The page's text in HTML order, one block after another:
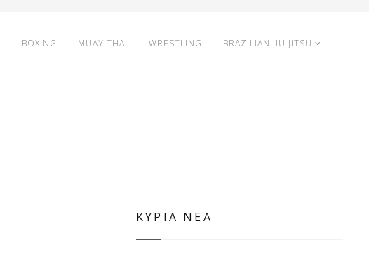
BOXING MUAY THAI WRESTLING BRAZILIAN JIU JITSU
ΚΥΡΙΑ ΝΕΑ